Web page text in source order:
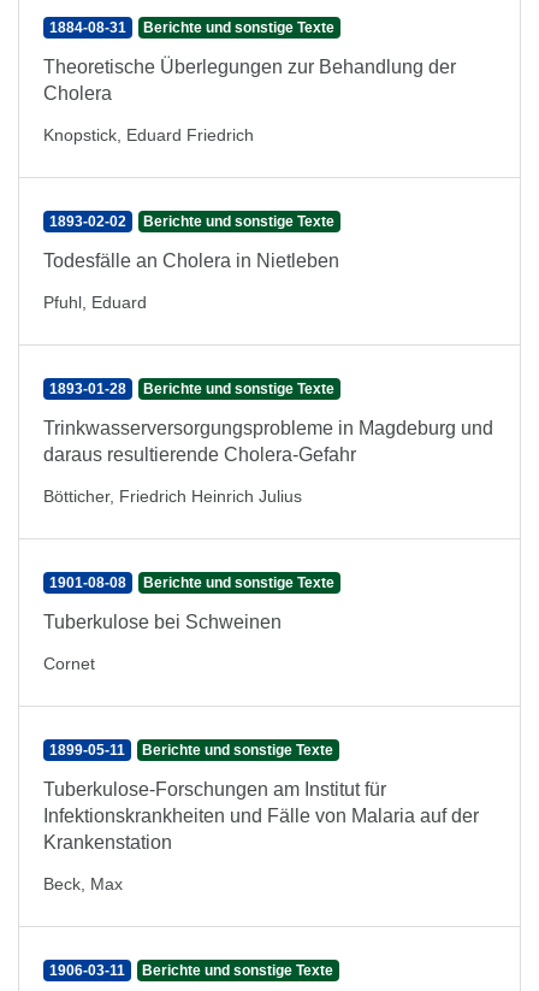
1884-08-31 Berichte und sonstige Texte
Theoretische Überlegungen zur Behandlung der
Cholera
Knopstick, Eduard Friedrich
1893-02-02 Berichte und sonstige Texte
Todesfälle an Cholera in Nietleben
Pfuhl, Eduard
1893-01-28 Berichte und sonstige Texte
Trinkwasserversorgungsprobleme in Magdeburg und
daraus resultierende Cholera-Gefahr
Bötticher, Friedrich Heinrich Julius
1901-08-08 Berichte und sonstige Texte
Tuberkulose bei Schweinen
Cornet
1899-05-11 Berichte und sonstige Texte
Tuberkulose-Forschungen am Institut für
Infektionskrankheiten und Fälle von Malaria auf der
Krankenstation
Beck, Max
1906-03-11 Berichte und sonstige Texte